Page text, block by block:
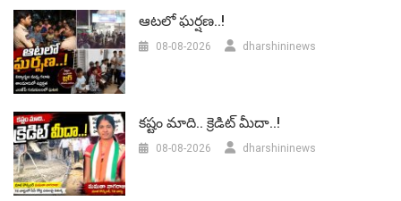
ఆటలో ఘర్షణ..!
08-08-2026 dharshininews
కష్టం మాది.. క్రెడిట్ మీదా..!
08-08-2026 dharshininews